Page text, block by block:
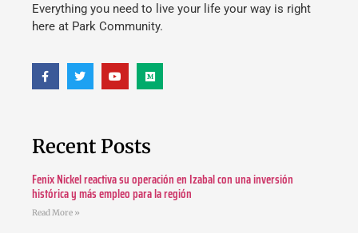
Everything you need to live your life your way is right
here at Park Community.
Recent Posts
Fenix Nickel reactiva su operación en Izabal con una inversión
histórica y más empleo para la región
Read More »